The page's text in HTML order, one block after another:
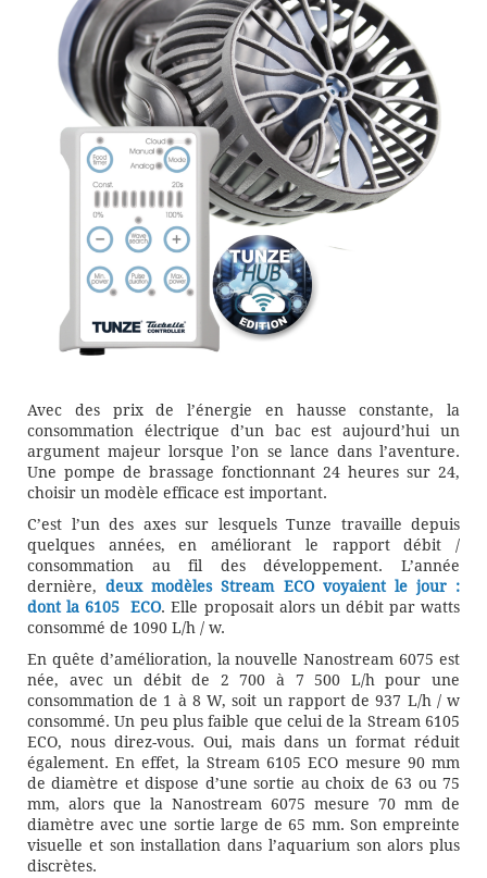
Avec des prix de l’énergie en hausse constante, la
consommation électrique d’un bac est aujourd’hui un
argument majeur lorsque l’on se lance dans l’aventure.
Une pompe de brassage fonctionnant 24 heures sur 24,
choisir un modèle efficace est important.
C’est l’un des axes sur lesquels Tunze travaille depuis
quelques années, en améliorant le rapport débit /
consommation au fil des développement. L’année
dernière,deux modèles Stream ECO voyaient le jour :
dont la 6105 ECO. Elle proposait alors un débit par watts
consommé de 1090 L/h / w.
En quête d’amélioration, la nouvelle Nanostream 6075 est
née, avec un débit de 2 700 à 7 500 L/h pour une
consommation de 1 à 8 W, soit un rapport de 937 L/h / w
consommé. Un peu plus faible que celui de la Stream 6105
ECO, nous direz-vous. Oui, mais dans un format réduit
également. En effet, la Stream 6105 ECO mesure 90 mm
de diamètre et dispose d’une sortie au choix de 63 ou 75
mm, alors que la Nanostream 6075 mesure 70 mm de
diamètre avec une sortie large de 65 mm. Son empreinte
visuelle et son installation dans l’aquarium son alors plus
discrètes.